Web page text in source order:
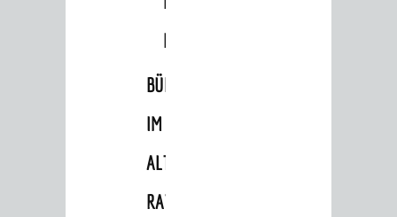
HAUS
BÜRGERSAAL
IM
ALTEN
RATHAUS
Menschen mit Behinderung
Menschen mit Demenz
Migranten / Flüchtlinge